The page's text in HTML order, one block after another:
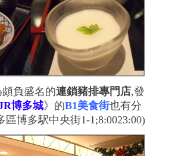
頗負盛名的連鎖豬排專門店,發
博多城》的B1 美食街也有分
區博多駅中央街1-1 ;8:0023:00)